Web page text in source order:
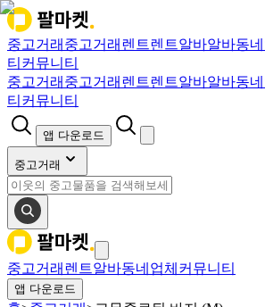
중고거래 중고거래 렌트렌트알바알바동
티 커뮤니티
중고거래 중고거래 렌트렌트알바알바동
티 커뮤니티
앱 다운로드
중고거래
중고거래 렌트알바동네업체 커뮤니티
앱 다운로드